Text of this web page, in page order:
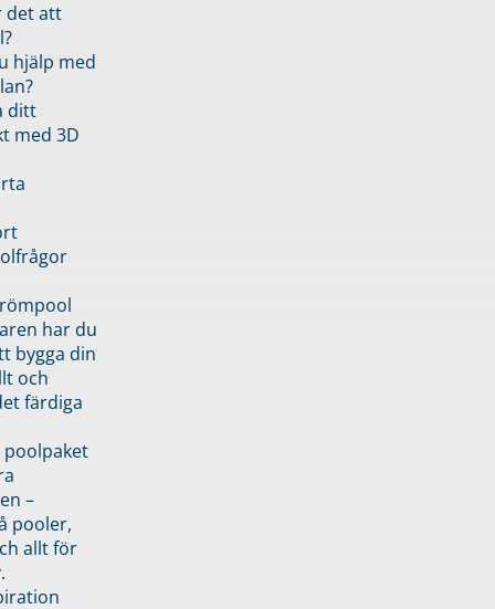
det att
hjälp med
ditt
med 3D
har du
bygga din
och
färdiga
–
pooler,
allt för